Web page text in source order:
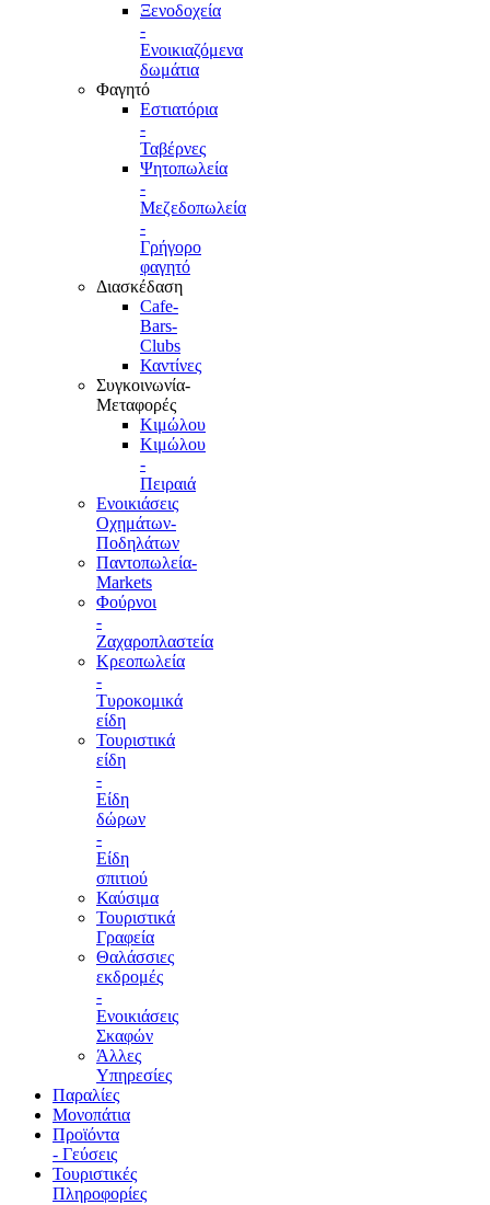
Ξενοδοχεία
-
Ενοικιαζόμενα
δωμάτια
Φαγητό
Εστιατόρια
-
Ταβέρνες
Ψητοπωλεία
-
Μεζεδοπωλεία
-
Γρήγορο
φαγητό
Διασκέδαση
Cafe-
Bars-
Clubs
Καντίνες
Συγκοινωνία-
Μεταφορές
Κιμώλου
Κιμώλου
-
Πειραιά
Ενοικιάσεις
Οχημάτων-
Ποδηλάτων
Παντοπωλεία-
Markets
Φούρνοι
-
Ζαχαροπλαστεία
Κρεοπωλεία
-
Τυροκομικά
είδη
Τουριστικά
είδη
-
Είδη
δώρων
-
Είδη
σπιτιού
Καύσιμα
Τουριστικά
Γραφεία
Θαλάσσιες
εκδρομές
-
Ενοικιάσεις
Σκαφών
Άλλες
Υπηρεσίες
Παραλίες
Μονοπάτια
Προϊόντα
- Γεύσεις
Τουριστικές
Πληροφορίες